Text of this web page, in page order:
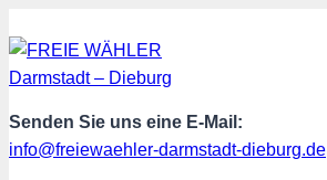
Inhalt
springen
Senden Sie uns eine E-Mail:
info@freiewaehler-darmstadt-dieburg.de